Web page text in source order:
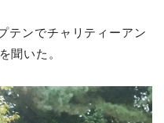
テンでチャリティーアン
聞いた。